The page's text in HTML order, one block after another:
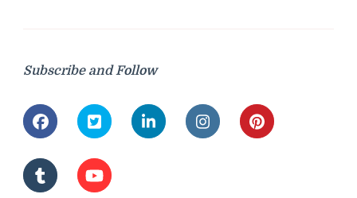
Subscribe and Follow